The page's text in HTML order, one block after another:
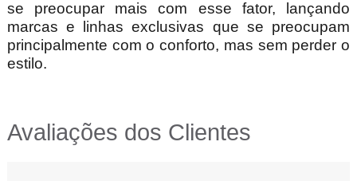
se preocupar mais com esse fator, lançando
marcas e linhas exclusivas que se preocupam
principalmente com o conforto, mas sem perder o
estilo.
Avaliações dos Clientes